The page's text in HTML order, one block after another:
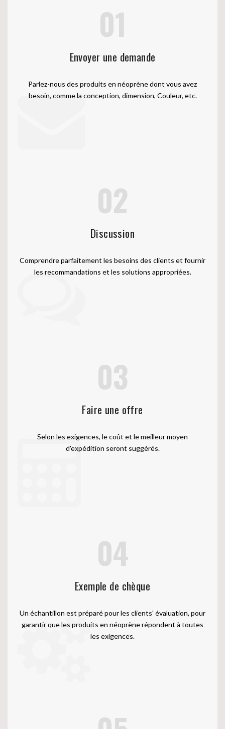
01
Envoyer une demande
Parlez-nous des produits en néoprène dont vous avez
besoin, comme la conception, dimension, Couleur, etc.
02
Discussion
Comprendre parfaitement les besoins des clients et fournir
les recommandations et les solutions appropriées.
03
Faire une offre
Selon les exigences, le coût et le meilleur moyen
d'expédition seront suggérés.
04
Exemple de chèque
Un échantillon est préparé pour les clients' évaluation, pour
garantir que les produits en néoprène répondent à toutes
les exigences.